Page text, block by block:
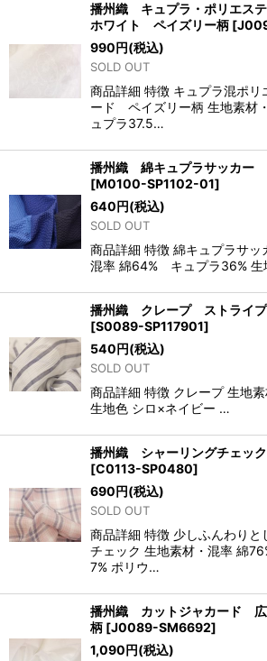
播州織 キュプラ・ポリエス
ホワイト ペイズリー柄 [
990円(税込)
SOLD OUT
商品詳細 特徴 キュプラ混ポリ
ード ペイズリー柄 生地素材
ュプラ37.5…
播州織 綿キュプラサッカー
[M0100-SP1102-01]
640円(税込)
SOLD OUT
商品詳細 特徴 綿キュプラサ
混率 綿64% キュプラ36% 生
播州織 クレープ ストライ
[S0089-SP117901]
540円(税込)
SOLD OUT
商品詳細 特徴 クレープ 生地
生地色 シロ×ネイビー …
播州織 シャーリングチェッ
[C0113-SP0480]
690円(税込)
SOLD OUT
商品詳細 特徴 少しふんわりと
チェック 生地素材・混率 綿
7% ポリウ…
播州織 カットジャカード
柄 [J0089-SM6692]
1,090円(税込)